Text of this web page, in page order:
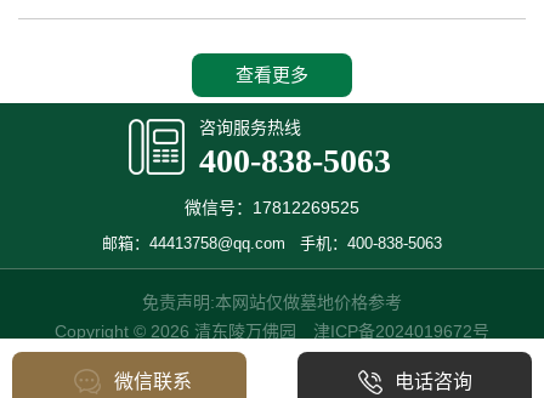
查看更多
咨询服务热线
400-838-5063
微信号：17812269525
邮箱：44413758@qq.com 手机：400-838-5063
免责声明:本网站仅做墓地价格参考
Copyright © 2026 清东陵万佛园 津ICP备2024019672号
微信联系 电话咨询